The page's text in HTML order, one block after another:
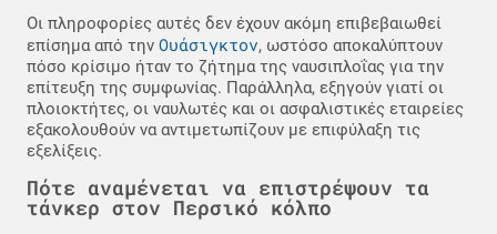
Οι πληροφορίες αυτές δεν έχουν ακόμη επιβεβαιωθεί
επίσημα από την Ουάσιγκτον, ωστόσο αποκαλύπτουν
πόσο κρίσιμο ήταν το ζήτημα της ναυσιπλοΐας για την
επίτευξη της συμφωνίας. Παράλληλα, εξηγούν γιατί οι
πλοιοκτήτες, οι ναυλωτές και οι ασφαλιστικές εταιρείες
εξακολουθούν να αντιμετωπίζουν με επιφύλαξη τις
εξελίξεις.
Πότε αναμένεται να επιστρέψουν τα
τάνκερ στον Περσικό κόλπο